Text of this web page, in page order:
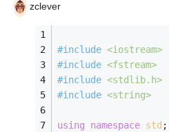
zclever
#include <iostream>
#include <fstream>
#include <stdlib.h>
#include <string>
using namespace std ;